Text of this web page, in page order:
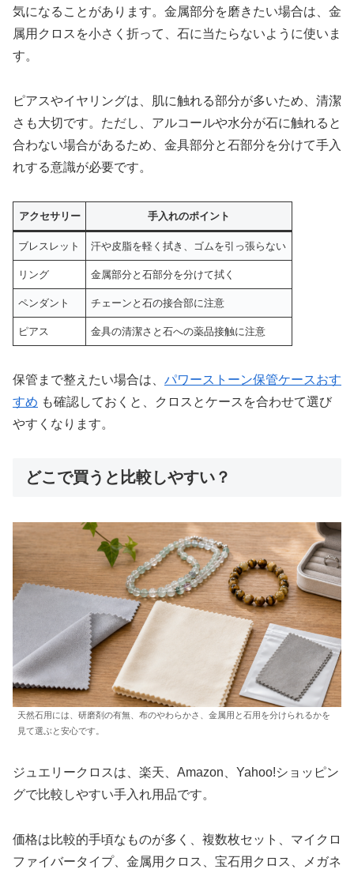
気になることがあります。金属部分を磨きたい場合は、金
属用クロスを小さく折って、石に当たらないように使いま
す。
ピアスやイヤリングは、肌に触れる部分が多いため、清潔
さも大切です。ただし、アルコールや水分が石に触れると
合わない場合があるため、金具部分と石部分を分けて手入
れする意識が必要です。
アクセサリー 手入れのポイント
ブレスレット 汗や皮脂を軽く拭き、ゴムを引っ張らない
リング 金属部分と石部分を分けて拭く
ペンダント チェーンと石の接合部に注意
ピアス 金具の清潔さと石への薬品接触に注意
保管まで整えたい場合は、 パワーストーン保管ケースおす
すめ も確認しておくと、クロスとケースを合わせて選び
やすくなります。
どこで買うと比較しやすい？
天然石用には、研磨剤の有無、布のやわらかさ、金属用と石用を分けられるかを
見て選ぶと安心です。
ジュエリークロスは、楽天、Amazon、Yahoo!ショッピン
グで比較しやすい手入れ用品です。
価格は比較的手頃なものが多く、複数枚セット、マイクロ
ファイバータイプ、金属用クロス、宝石用クロス、メガネ